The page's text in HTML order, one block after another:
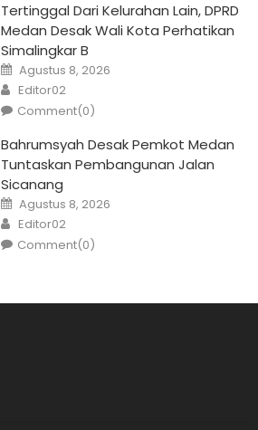
Tertinggal Dari Kelurahan Lain, DPRD
Medan Desak Wali Kota Perhatikan
Simalingkar B
Posted
on
Agustus 8, 2026
Author
Editor02
Comment(0)
Bahrumsyah Desak Pemkot Medan
Tuntaskan Pembangunan Jalan
Sicanang
Posted
on
Agustus 8, 2026
Author
Editor02
Comment(0)